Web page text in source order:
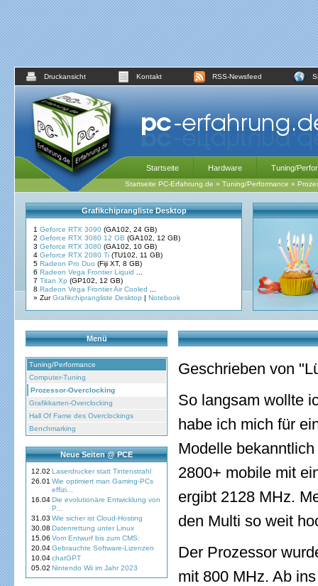
Druckansicht Kontakt RSS-Newsfeed
Startseite Hardware Tuning/
Startseite PC-Erfahrung.de » Tuning/Performance »
Grafikchiprangliste Desktop
1 Geforce RTX 3090 (GA102, 24 GB)
2 Geforce RTX 3080 12 GB (GA102, 12 GB)
3 Geforce RTX 3080 (GA102, 10 GB)
4 Geforce RTX 2080 Ti (TU102, 11 GB)
5 Radeon Pro Duo (Fiji XT, 8 GB)
6 Radeon Vega Frontier Liquid
7 Titan Xp (GP102, 12 GB)
8 Radeon Vega Frontier Air Cooled
» ZurGrafikchiprangliste Desktop | Notebook
Menü
Tuning/Performance
Computer-Tuning
Prozessor-Overclocking
Grafikkarten-Overclocking
Hall Of Fame des Overclockings
Benchmarking
Neue Seiten @ PCE
12.02 Laserdrucker statt Tintenstrahl
26.01 Wie optimiert man Gaming-PCs
effizi...
16.04Die evolutionäre Entwicklung von
P...
31.03 Wie sicher ist Cloud-Hosting
30.08 Datenrettung unter Linux
15.06 Vom Entwurf bis zum CMS:
20.04Gebrauchte Software-Lizenzen
10.04chatGPT
05.02 Nintendo Wii im Jahr 2023
Geschrieben von
So langsam wollte
habe ich mich für
Modelle
2800+ mobile mit
ergibt 2128 MHz.
den Multi so weit
Der Prozessor
mit 800 MHz. Ab